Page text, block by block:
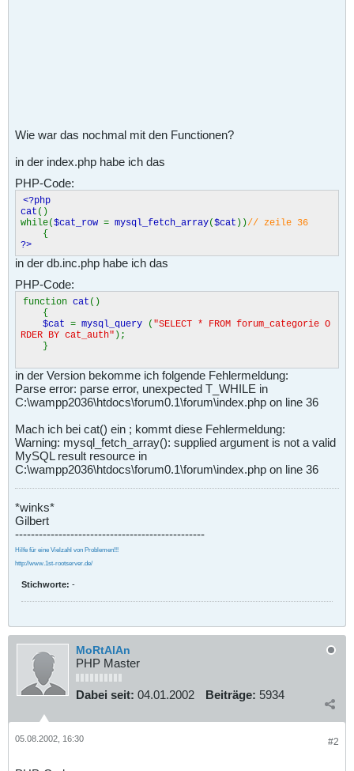
Wie war das nochmal mit den Functionen?
in der index.php habe ich das
PHP-Code:
<?php
cat ()
while($cat_row = mysql_fetch_array($cat ))// zeile 36
{
?>
in der db.inc.php habe ich das
PHP-Code:
function cat ()
{
$cat = mysql_query ( "SELECT * FROM forum_categorie O
RDER BY cat_auth" );
}
in der Version bekomme ich folgende Fehlermeldung:
Parse error: parse error, unexpected T_WHILE in
C:\wampp2036\htdocs\forum0.1\forum\index.php on line 36
Mach ich bei cat() ein ; kommt diese Fehlermeldung:
Warning: mysql_fetch_array(): supplied argument is not a valid
MySQL result resource in
C:\wampp2036\htdocs\forum0.1\forum\index.php on line 36
*winks*
Gilbert
------------------------------------------------
Hilfe für eine Vielzahl von Problemen!!!
http://www.1st-rootserver.de/
Stichworte: -
MoRtAlAn
PHP Master
Dabei seit: 04.01.2002 Beiträge: 5934
#2
05.08.2002, 16:30